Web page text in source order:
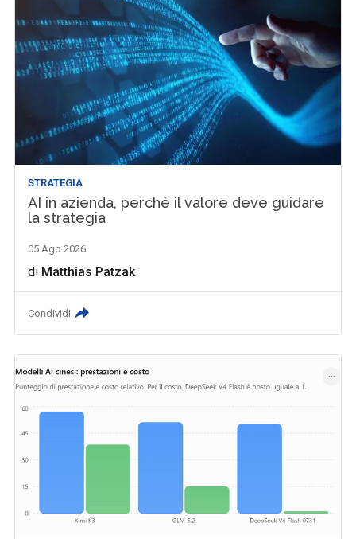
STRATEGIA
AI in azienda, perché il valore deve guidare
la strategia
05 Ago 2026
di Matthias Patzak
Condividi